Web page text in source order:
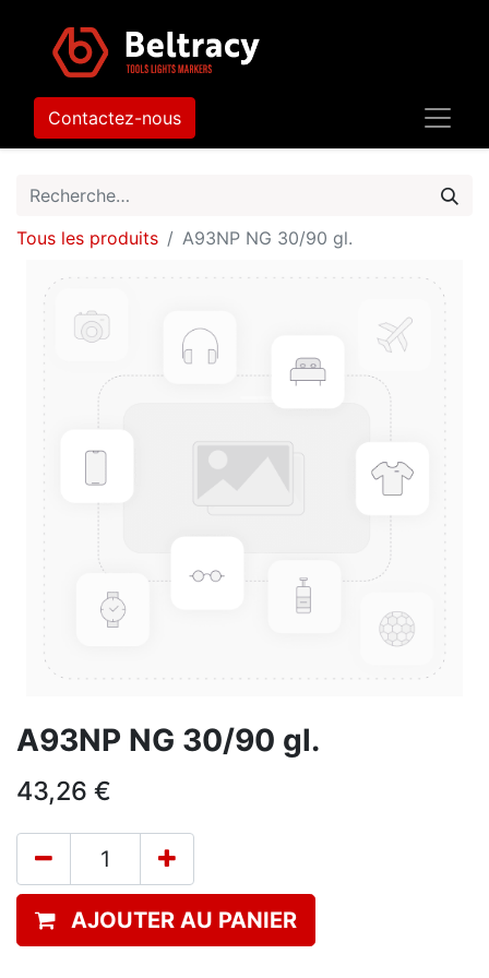
Contactez-nous
Tous les produits A93NP NG 30/90 gl.
A93NP NG 30/90 gl.
43,26 €
AJOUTER AU PANIER